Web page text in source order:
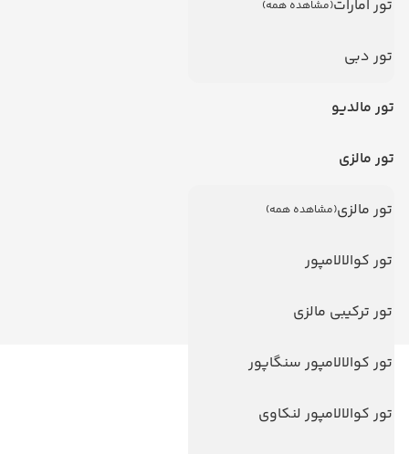
تور امارات(مشاهده همه)
تور دبی
تور مالدیو
تور مالزی
تور مالزی(مشاهده همه)
تور کوالالامپور
تور ترکیبی مالزی
تور کوالالامپور سنگاپور
تور کوالالامپور لنکاوی
ویزا